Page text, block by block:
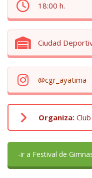
18:00 h.
Ciudad
@cgr_ayatima
Organiza:
-ir a Festival de